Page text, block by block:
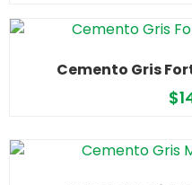
Cemento Gris
$